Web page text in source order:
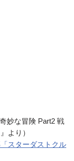
妙な冒険 Part2 戦
より）
スターダストクル